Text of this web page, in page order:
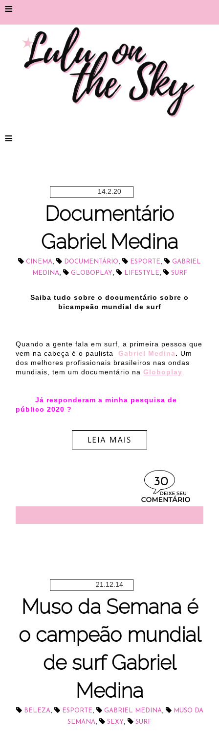
≡
≡
14.2.20
Documentário
Gabriel Medina
CINEMA, DOCUMENTÁRIO, ESPORTE,
GABRIEL
MEDINA, GLOBOPLAY, LIFESTYLE, SURF
Saiba tudo sobre o documentário sobre o
bicampeão mundial de surf
Quando a gente fala em surf, a primeira pessoa que
vem na cabeça é o paulista
Gabriel Medina. Um
dos melhores profissionais brasileiros nas ondas
mundiais, tem um documentário na Globoplay.
Já responderam a minha pesquisa de
público 2020 ?
30
21.12.14
Muso da Semana é
o campeão mundial
de surf Gabriel
Medina
BELEZA, ESPORTE, GABRIEL MEDINA,
MUSO DA
SEMANA, SEXY, SURF